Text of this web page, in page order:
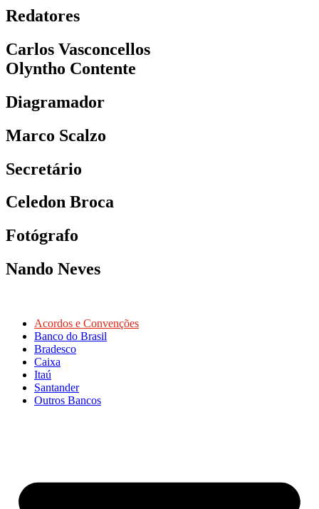
Redatores
Carlos Vasconcellos
Olyntho Contente
Diagramador
Marco Scalzo
Secretário
Celedon Broca
Fotógrafo
Nando Neves
Acordos e Convenções
Banco do Brasil
Bradesco
Caixa
Itaú
Santander
Outros Bancos